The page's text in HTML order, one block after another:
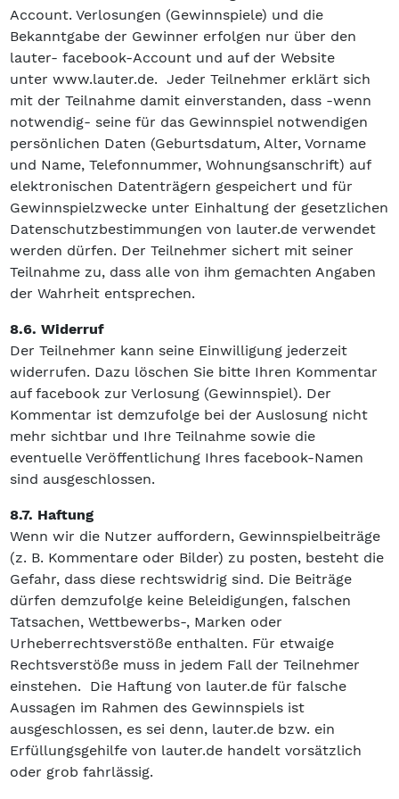
Account. Verlosungen (Gewinnspiele) und die
Bekanntgabe der Gewinner erfolgen nur über den
lauter- facebook-Account und auf der Website
unter www.lauter.de. Jeder Teilnehmer erklärt sich
mit der Teilnahme damit einverstanden, dass -wenn
notwendig- seine für das Gewinnspiel notwendigen
persönlichen Daten (Geburtsdatum, Alter, Vorname
und Name, Telefonnummer, Wohnungsanschrift) auf
elektronischen Datenträgern gespeichert und für
Gewinnspielzwecke unter Einhaltung der gesetzlichen
Datenschutzbestimmungen von lauter.de verwendet
werden dürfen. Der Teilnehmer sichert mit seiner
Teilnahme zu, dass alle von ihm gemachten Angaben
der Wahrheit entsprechen.
8.6. Widerruf
Der Teilnehmer kann seine Einwilligung jederzeit
widerrufen. Dazu löschen Sie bitte Ihren Kommentar
auf facebook zur Verlosung (Gewinnspiel). Der
Kommentar ist demzufolge bei der Auslosung nicht
mehr sichtbar und Ihre Teilnahme sowie die
eventuelle Veröffentlichung Ihres facebook-Namen
sind ausgeschlossen.
8.7. Haftung
Wenn wir die Nutzer auffordern, Gewinnspielbeiträge
(z. B. Kommentare oder Bilder) zu posten, besteht die
Gefahr, dass diese rechtswidrig sind. Die Beiträge
dürfen demzufolge keine Beleidigungen, falschen
Tatsachen, Wettbewerbs-, Marken oder
Urheberrechtsverstöße enthalten. Für etwaige
Rechtsverstöße muss in jedem Fall der Teilnehmer
einstehen. Die Haftung von lauter.de für falsche
Aussagen im Rahmen des Gewinnspiels ist
ausgeschlossen, es sei denn, lauter.de bzw. ein
Erfüllungsgehilfe von lauter.de handelt vorsätzlich
oder grob fahrlässig.